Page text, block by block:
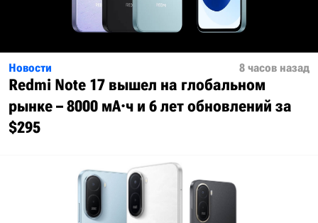
Новости 8 часов назад
Redmi Note 17 вышел на глобальном
рынке – 8000 мА·ч и 6 лет обновлений за
$295